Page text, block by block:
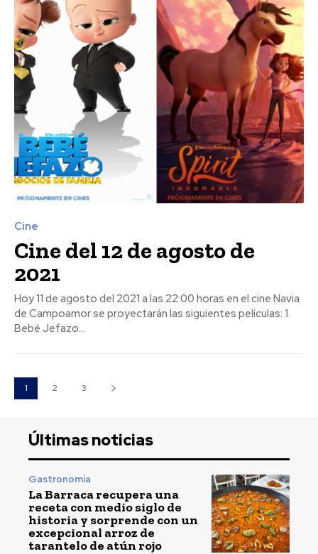
Cine
Cine del 12 de agosto de
2021
Hoy 11 de agosto del 2021 a las 22:00 horas en el cine Navia
de Campoamor se proyectarán las siguientes películas: 1.
Bebé Jefazo...
1 2 3
Últimas noticias
Gastronomía
La Barraca recupera una
receta con medio siglo de
historia y sorprende con un
excepcional arroz de
tarantelo de atún rojo